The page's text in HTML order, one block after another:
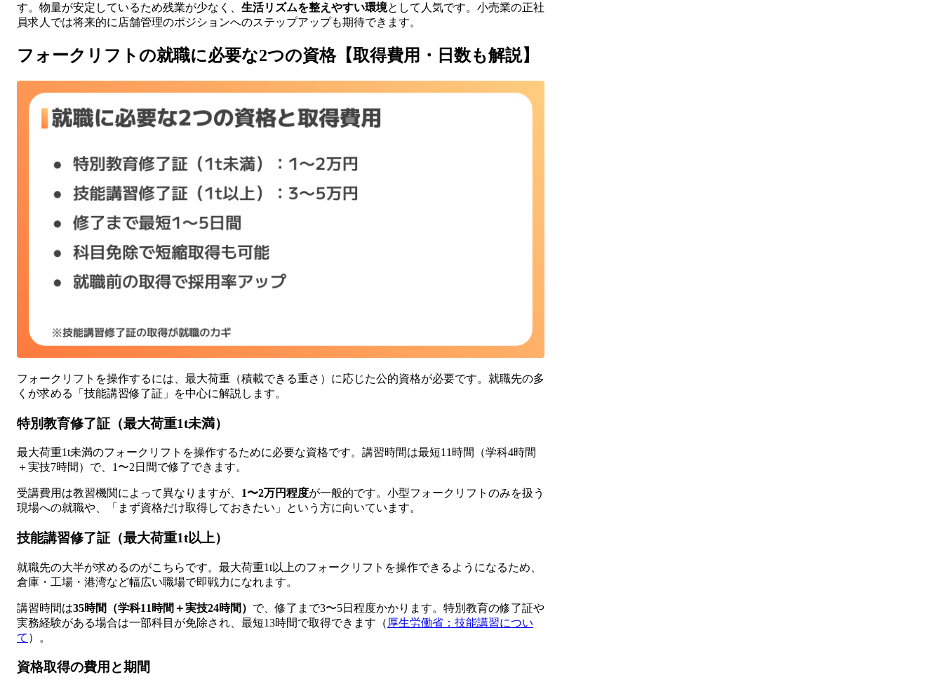
す。物量が安定しているため残業が少なく、 生活リズムを整えやすい環境として人気です。小売業の正社
員求人では将来的に店舗管理のポジションへのステップアップも期待できます。
フォークリフトの就職に必要な2つの資格【取得費用・日数も解説】
フォークリフトを操作するには、最大荷重（積載できる重さ）に応じた公的資格が必要です。就職先の多
くが求める「技能講習修了証」を中心に解説します。
特別教育修了証（最大荷重1t未満）
最大荷重1t未満のフォークリフトを操作するために必要な資格です。講習時間は最短11時間（学科4時間
＋実技7時間）で、1〜2日間で修了できます。
受講費用は教習機関によって異なりますが、 1〜2万円程度が一般的です。小型フォークリフトのみを扱う
現場への就職や、「まず資格だけ取得しておきたい」という方に向いています。
技能講習修了証（最大荷重1t以上）
就職先の大半が求めるのがこちらです。最大荷重1t以上のフォークリフトを操作できるようになるため、
倉庫・工場・港湾など幅広い職場で即戦力になれます。
講習時間は35時間（学科11時間＋実技24時間） で、修了まで3〜5日程度かかります。特別教育の修了証や
実務経験がある場合は一部科目が免除され、最短13時間で取得できます（ 厚生労働省：技能講習につい
て ）。
資格取得の費用と期間